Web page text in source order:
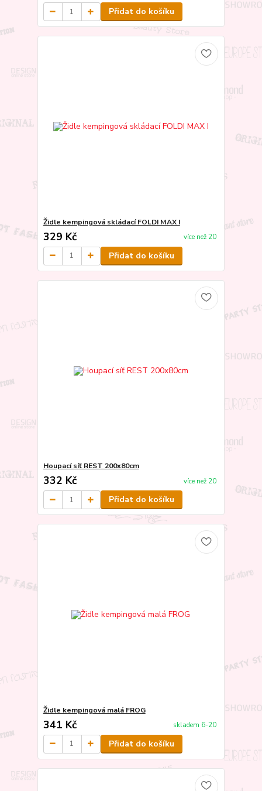
Přidat do košíku
Židle kempingová skládací FOLDI MAX I
329 Kč více než 20
Přidat do košíku
Houpací síť REST 200x80cm
332 Kč více než 20
Přidat do košíku
Židle kempingová malá FROG
341 Kč skladem 6-20
Přidat do košíku